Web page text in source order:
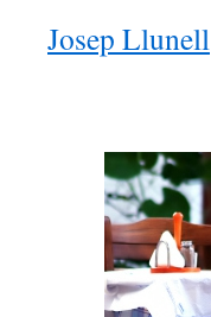
Josep Llunell